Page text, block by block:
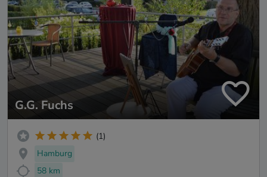
G.G. Fuchs
(1)
Hamburg
58 km